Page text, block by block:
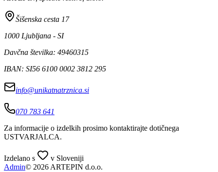
Šišenska cesta 17
1000 Ljubljana - SI
Davčna številka: 49460315
IBAN: SI56 6100 0002 3812 295
info@unikatnatrznica.si
070 783 641
Za informacije o izdelkih prosimo kontaktirajte dotičnega
USTVARJALCA.
Izdelano s
v Sloveniji
Admin© 2026 ARTEPIN d.o.o.